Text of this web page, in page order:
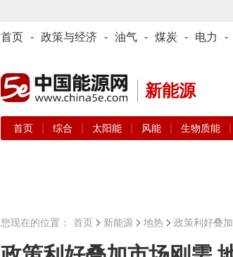
首页 - 政策与经济 - 油气 - 煤炭 - 电力 -
新能源
首页 综合 太阳能 风能 生物质能
您现在的位置： 首页 新能源 地热 政策利好叠